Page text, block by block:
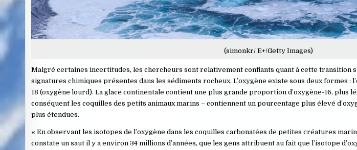
(simonkr/ E+/Getty Images)
Malgré certaines incertitudes, les chercheurs sont relativement confiants quant à cette transition
signatures chimiques présentes dans les sédiments rocheux. L’oxygène existe sous deux formes :
18 (oxygène lourd). La glace continentale contient une plus grande proportion d’oxygène-16, plus
conséquent les coquilles des petits animaux marins – contiennent un pourcentage plus élevé
plus étendues.
« En observant les isotopes de l’oxygène dans les coquilles carbonatées de petites créatures
constate un saut il y a environ 34 millions d’années, que les gens attribuent au fait que l’isotope